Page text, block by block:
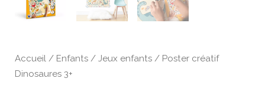
Accueil / Enfants /Jeux enfants / Poster créatif
Dinosaures 3+